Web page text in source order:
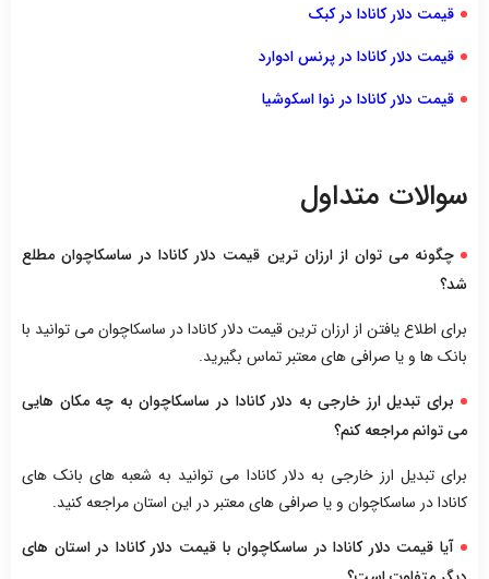
قیمت دلار کانادا در کبک
قیمت دلار کانادا در پرنس ادوارد
قیمت دلار کانادا در نوا اسکوشیا
سوالات متداول
چگونه می توان از ارزان ترین قیمت دلار کانادا در ساسکاچوان مطلع
شد؟
برای اطلاع یافتن از ارزان ترین قیمت دلار کانادا در ساسکاچوان می توانید با
بانک ها و یا صرافی های معتبر تماس بگیرید.
برای تبدیل ارز خارجی به دلار کانادا در ساسکاچوان به چه مکان هایی
می توانم مراجعه کنم؟
برای تبدیل ارز خارجی به دلار کانادا می توانید به شعبه های بانک های
کانادا در ساسکاچوان و یا صرافی های معتبر در این استان مراجعه کنید.
آیا قیمت دلار کانادا در ساسکاچوان با قیمت دلار کانادا در استان های